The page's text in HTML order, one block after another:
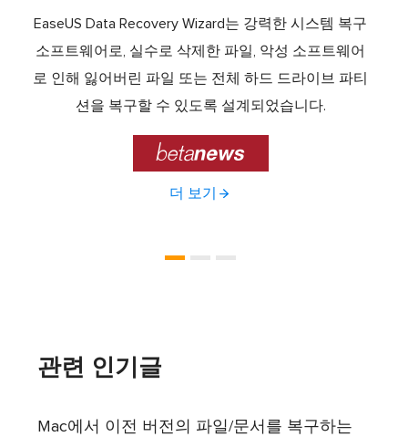
EaseUS Data Recovery Wizard는 강력한 시스템 복구
소프트웨어로, 실수로 삭제한 파일, 악성 소프트웨어
로 인해 잃어버린 파일 또는 전체 하드 드라이브 파티
션을 복구할 수 있도록 설계되었습니다.

더 보기
관련 인기글
Mac에서 이전 버전의 파일/문서를 복구하는